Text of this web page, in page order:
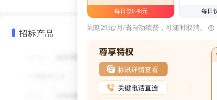
招标产品
每日仅0.48元 每日
到期29元/月/省自动续费，可随时取消。
标讯详情查看
关键电话直连